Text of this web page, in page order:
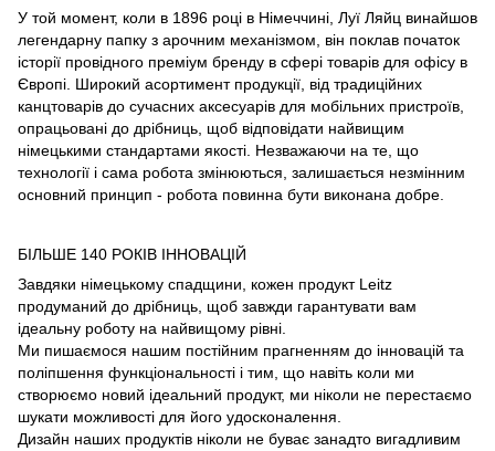
У той момент, коли в 1896 році в Німеччині, Луї Ляйц винайшов
легендарну папку з арочним механізмом, він поклав початок
історії провідного преміум бренду в сфері товарів для офісу в
Європі. Широкий асортимент продукції, від традиційних
канцтоварів до сучасних аксесуарів для мобільних пристроїв,
опрацьовані до дрібниць, щоб відповідати найвищим
німецькими стандартами якості. Незважаючи на те, що
технології і сама робота змінюються, залишається незмінним
основний принцип - робота повинна бути виконана добре.
БІЛЬШЕ 140 РОКІВ ІННОВАЦІЙ
Завдяки німецькому спадщини, кожен продукт Leitz
продуманий до дрібниць, щоб завжди гарантувати вам
ідеальну роботу на найвищому рівні.
Ми пишаємося нашим постійним прагненням до інновацій та
поліпшення функціональності і тим, що навіть коли ми
створюємо новий ідеальний продукт, ми ніколи не перестаємо
шукати можливості для його удосконалення.
Дизайн наших продуктів ніколи не буває занадто вигадливим